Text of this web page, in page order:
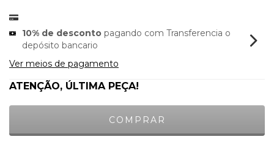
10% de desconto pagando com Transferencia o
depósito bancario
Ver meios de pagamento
ATENÇÃO, ÚLTIMA PEÇA!